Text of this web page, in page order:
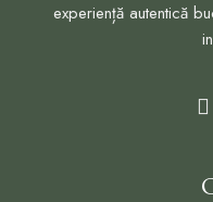
experiență autentică